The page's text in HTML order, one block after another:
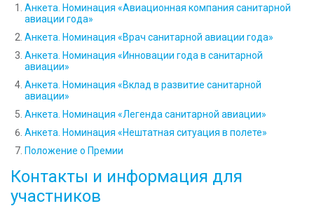
Анкета. Номинация «Авиационная компания санитарной
авиации года»
Анкета. Номинация «Врач санитарной авиации года»
Анкета. Номинация «Инновации года в санитарной
авиации»
Анкета. Номинация «Вклад в развитие санитарной
авиации»
Анкета. Номинация «Легенда санитарной авиации»
Анкета. Номинация «Нештатная ситуация в полете»
Положение о Премии
Контакты и информация для
участников